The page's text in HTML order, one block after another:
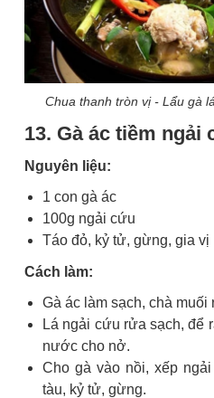
Chua thanh tròn vị - Lẩu gà
13. Gà ác tiềm ngải
Nguyên liệu:
1 con gà ác
100g ngải cứu
Táo đỏ, kỷ tử, gừng, gia vị
Cách làm:
Gà ác làm sạch, chà
Lá ngải cứu rửa sạch, để
nước cho nở.
Cho gà vào nồi, xếp
tàu, kỷ tử, gừng.